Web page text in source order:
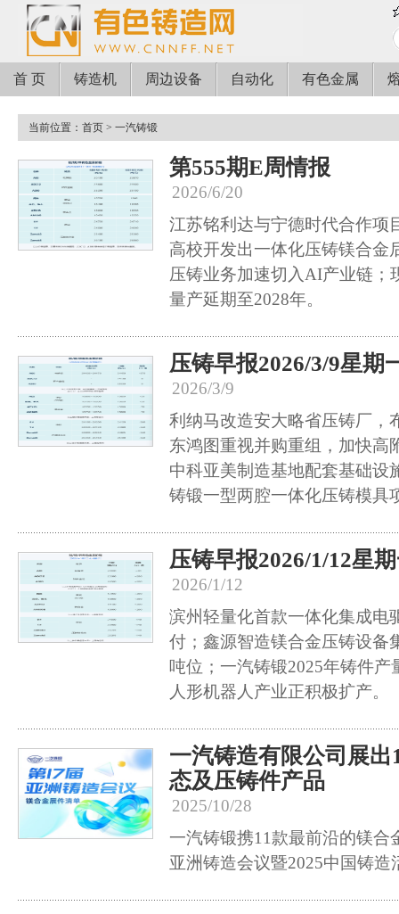
首 页 铸造机 周边设备 自动化 有色金属
当前位置： 首页 > 一汽铸锻
第555期E周情报
2026/6/20
江苏铭利达与宁德时代合作项
高校开发出一体化压铸镁合金
压铸业务加速切入AI产业链；
量产延期至2028年。
压铸早报2026/3/9星期
2026/3/9
利纳马改造安大略省压铸厂，
东鸿图重视并购重组，加快高
中科亚美制造基地配套基础设
铸锻一型两腔一体化压铸模具
压铸早报2026/1/12星
2026/1/12
滨州轻量化首款一体化集成电
付；鑫源智造镁合金压铸设备
吨位；一汽铸锻2025年铸件产
人形机器人产业正积极扩产。
一汽铸造有限公司展
态及压铸件产品
2025/10/28
一汽铸锻携11款最前沿的镁合
亚洲铸造会议暨2025中国铸造